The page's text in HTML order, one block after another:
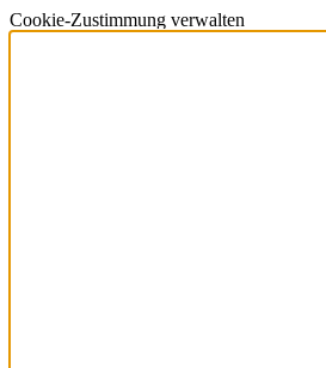
Cookie-Zustimmung verwalten